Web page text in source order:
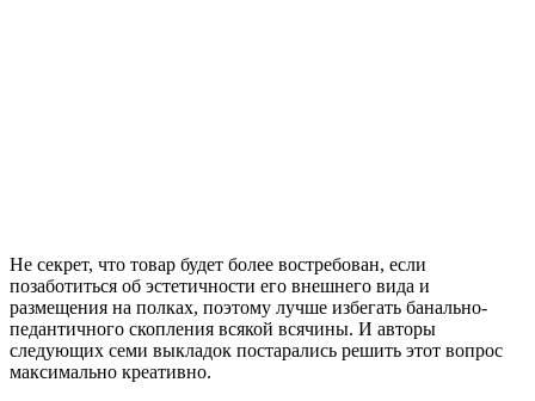
Не секрет, что товар будет более востребован, если
позаботиться об эстетичности его внешнего вида и
размещения на полках, поэтому лучше избегать банально-
педантичного скопления всякой всячины. И авторы
следующих семи выкладок постарались решить этот вопрос
максимально креативно.